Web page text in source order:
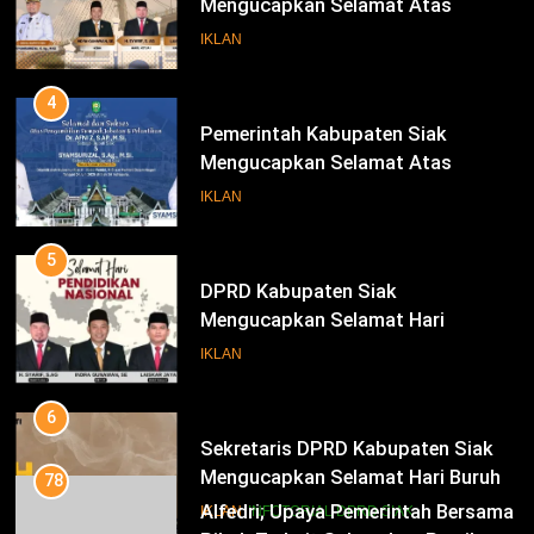
Mengucapkan Selamat Atas
Pengambilan Sumpah Jabatan
IKLAN
4
Pemerintah Kabupaten Siak
Mengucapkan Selamat Atas
Pengambilan Sumpah Jabatan
IKLAN
5
DPRD Kabupaten Siak
Mengucapkan Selamat Hari
Pendidikan Nasional
IKLAN
6
Sekretaris DPRD Kabupaten Siak
Mengucapkan Selamat Hari Buruh
IKLAN INFOTORIAL DPRD SIAK
78
Alfedri; Upaya Pemerintah Bersama